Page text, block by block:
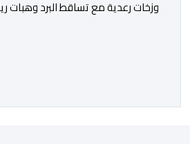
وزخات رعدية مع تساقط البرد وهبات
[…]